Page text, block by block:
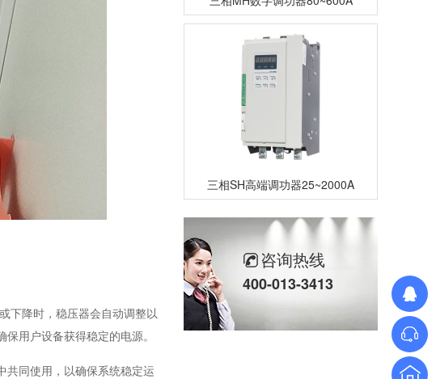
下降时，稳压器会自动调整以
用户设备获得稳定的电源。
共同使用，以确保系统稳定运
咨询热线
400-013-3413